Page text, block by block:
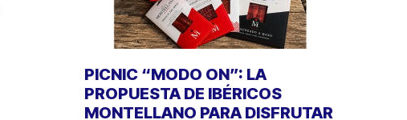
PICNIC “MODO ON”: LA
PROPUESTA DE IBÉRICOS
MONTELLANO PARA DISFRUTAR